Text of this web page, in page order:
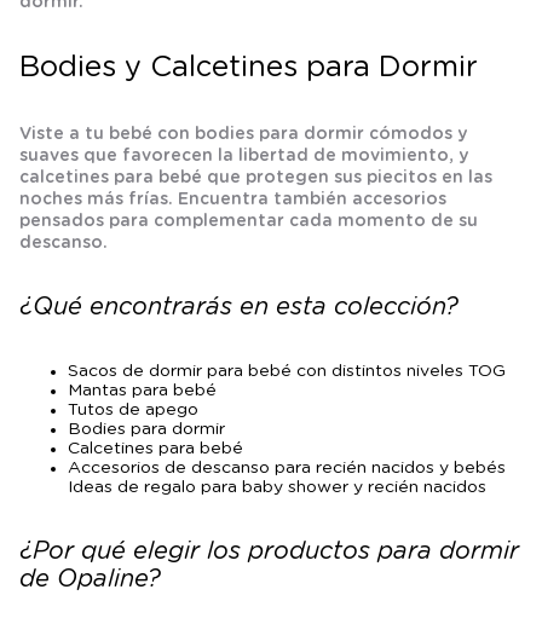
Bodies y Calcetines para Dormir
Viste a tu bebé con bodies para dormir cómodos y
suaves que favorecen la libertad de movimiento, y
calcetines para bebé que protegen sus piecitos en las
noches más frías. Encuentra también accesorios
pensados para complementar cada momento de su
descanso.
¿Qué encontrarás en esta colección?
Sacos de dormir para bebé con distintos niveles TOG
Mantas para bebé
Tutos de apego
Bodies para dormir
Calcetines para bebé
Accesorios de descanso para recién nacidos y bebés
Ideas de regalo para baby shower y recién nacidos
¿Por qué elegir los productos para dormir
de Opaline?